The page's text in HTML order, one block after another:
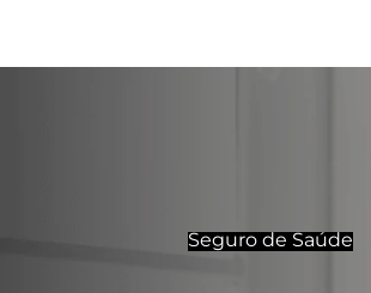
Seguro de Saúde